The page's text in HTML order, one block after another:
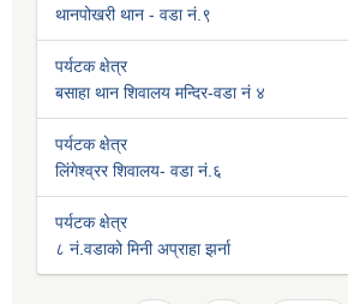
थानपोखरी थान - वडा नं.९
पर्यटक क्षेत्र
बसाहा थान शिवालय मन्दिर-वडा नं ४
पर्यटक क्षेत्र
लिंगेश्व्रर शिवालय- वडा नं.६
पर्यटक क्षेत्र
८ नं.वडाको मिनी अप्राहा झर्ना